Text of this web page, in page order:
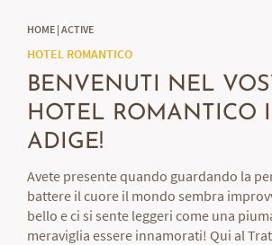
HOME | ACTIVE
BENVENUTI NEL
HOTEL ROMANTICO
ADIGE!
HOTEL ROMANTICO
Avete presente quando guardando la
battere il cuore il mondo sembra
bello e ci si sente leggeri come una
meraviglia essere innamorati! Qui al
IT